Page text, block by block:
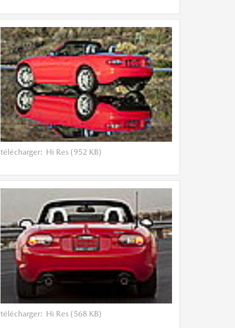
télécharger: Hi Res (952 KB)
télécharger: Hi Res (568 KB)